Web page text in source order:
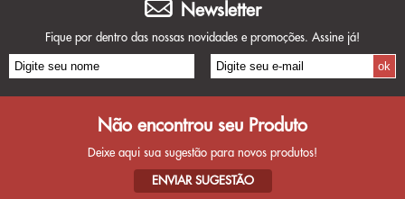
Newsletter
Fique por dentro das nossas novidades e promoções. Assine já!
Não encontrou seu Produto
Deixe aqui sua sugestão para novos produtos!
ENVIAR SUGESTÃO